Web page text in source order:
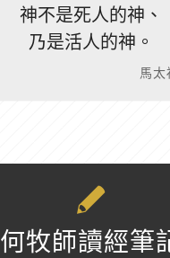
神不是死人的神、
乃是活人的神。
馬
何牧師讀經筆